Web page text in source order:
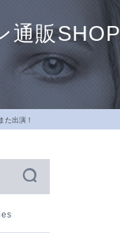
通販SHOP
た出演！